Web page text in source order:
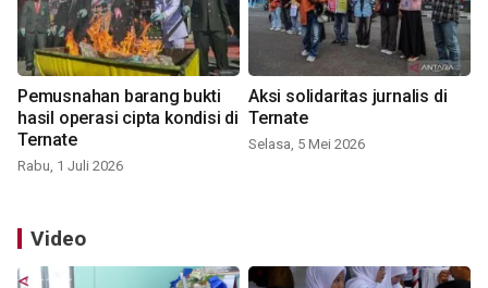
Pemusnahan barang bukti
hasil operasi cipta kondisi di
Ternate
Rabu, 1 Juli 2026
Aksi solidaritas jurnalis di
Ternate
Selasa, 5 Mei 2026
Video